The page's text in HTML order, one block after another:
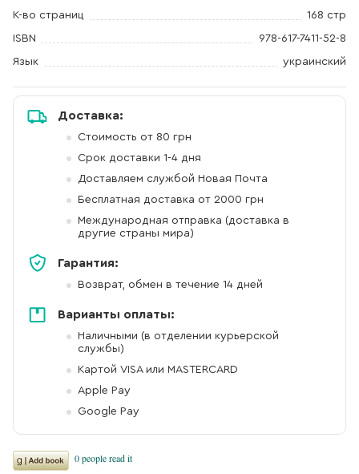
К-во страниц 168 стр
ISBN 978-617-7411-52-8
Язык украинский
Доставка:
Стоимость от 80 грн
Срок доставки 1-4 дня
Доставляем службой Новая Почта
Бесплатная доставка от 2000 грн
Международная отправка (доставка в
другие страны мира)
Гарантия:
Возврат, обмен в течение 14 дней
Варианты оплаты:
Наличными (в отделении курьерской
службы)
Картой VISA или MASTERCARD
Apple Pay
Google Pay